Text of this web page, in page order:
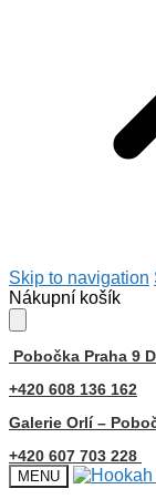
Skip to navigation
Nákupní košík
Pobočka Praha 9
+420 608 136 162
Galerie Orlí –
+420 607 703 228
MENU